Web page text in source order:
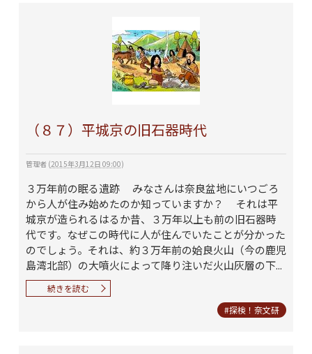
（８７）平城京の旧石器時代
管理者(2015年3月12日 09:00)
３万年前の眠る遺跡 みなさんは奈良盆地にいつごろ
から人が住み始めたのか知っていますか？ それは平
城京が造られるはるか昔、３万年以上も前の旧石器時
代です。なぜこの時代に人が住んでいたことが分かった
のでしょう。それは、約３万年前の姶良火山（今の鹿児
島湾北部）の大噴火によって降り注いだ火山灰層の下...
続きを読む
#探検！奈文研